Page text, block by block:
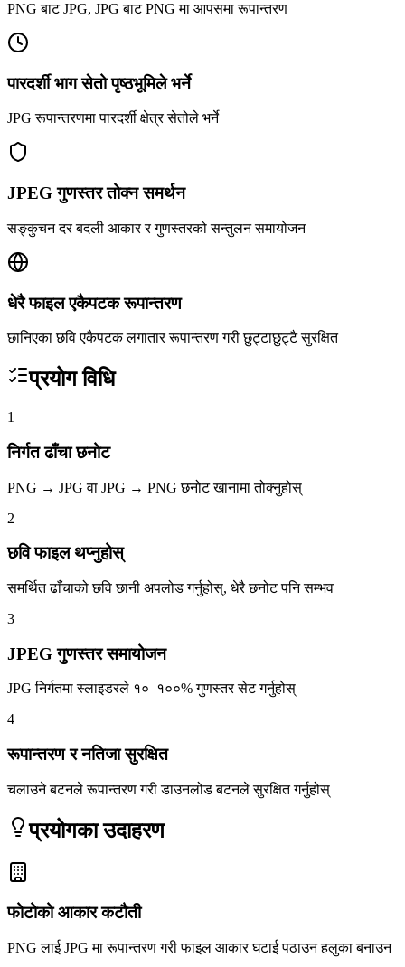
PNG बाट JPG, JPG बाट PNG मा आपसमा रूपान्तरण
पारदर्शी भाग सेतो पृष्ठभूमिले भर्ने
JPG रूपान्तरणमा पारदर्शी क्षेत्र सेतोले भर्ने
JPEG गुणस्तर तोक्न समर्थन
सङ्कुचन दर बदली आकार र गुणस्तरको सन्तुलन समायोजन
धेरै फाइल एकैपटक रूपान्तरण
छानिएका छवि एकैपटक लगातार रूपान्तरण गरी छुट्टाछुट्टै सुरक्षित
प्रयोग विधि
1
निर्गत ढाँचा छनोट
PNG → JPG वा JPG → PNG छनोट खानामा तोक्नुहोस्
2
छवि फाइल थप्नुहोस्
समर्थित ढाँचाको छवि छानी अपलोड गर्नुहोस्, धेरै छनोट पनि सम्भव
3
JPEG गुणस्तर समायोजन
JPG निर्गतमा स्लाइडरले १०–१००% गुणस्तर सेट गर्नुहोस्
4
रूपान्तरण र नतिजा सुरक्षित
चलाउने बटनले रूपान्तरण गरी डाउनलोड बटनले सुरक्षित गर्नुहोस्
प्रयोगका उदाहरण
फोटोको आकार कटौती
PNG लाई JPG मा रूपान्तरण गरी फाइल आकार घटाई पठाउन हलुका बनाउन